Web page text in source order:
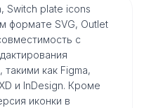
Switch plate icons
формате SVG, Outlet
с
как Figma,
и InDesign. Кроме
иконки в